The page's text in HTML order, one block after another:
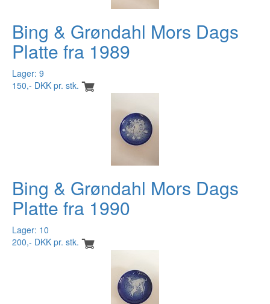
Bing & Grøndahl Mors Dags
Platte fra 1989
Lager: 9
150,- DKK pr. stk.
Bing & Grøndahl Mors Dags
Platte fra 1990
Lager: 10
200,- DKK pr. stk.